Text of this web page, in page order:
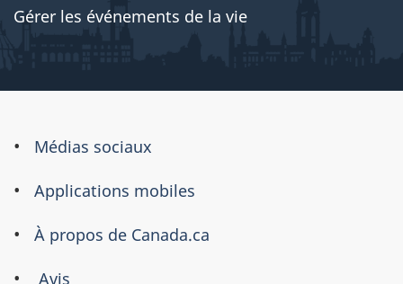
Gérer les événements de la vie
À
propos
ce
site
Médias sociaux
Applications mobiles
À propos de Canada.ca
Avis